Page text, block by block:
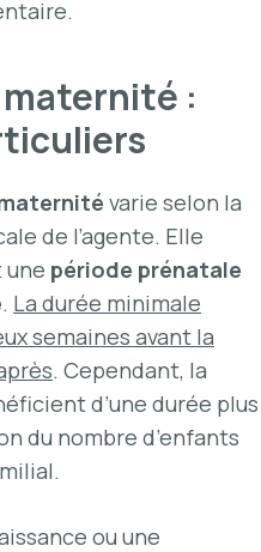
:
varie selon la
de l’agente. Elle
période prénatale
. La durée minimale
semaines avant la
. Cependant, la
d’une durée plus
du nombre d’enfants
ou une